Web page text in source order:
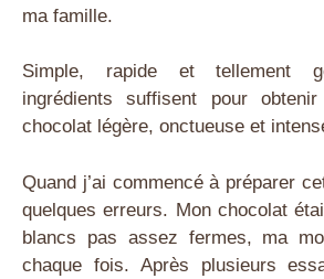
ma famille.
Simple, rapide et tellement
ingrédients suffisent pour
chocolat légère, onctueuse et
Quand j’ai commencé à préparer
quelques erreurs. Mon chocolat
blancs pas assez fermes, ma
chaque fois. Après plusieurs